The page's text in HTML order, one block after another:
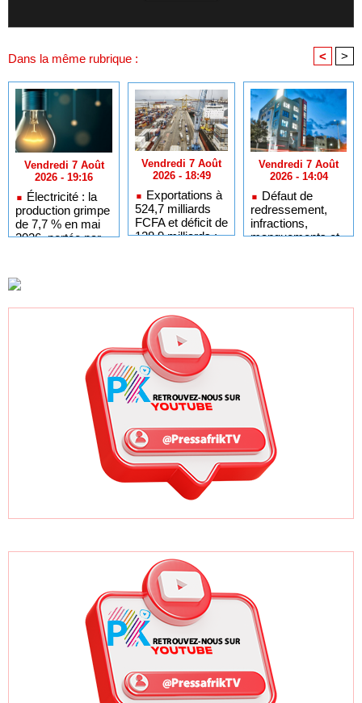
Dans la même rubrique : < >
Vendredi 7 Août
2026 - 19:16
Électricité : la
production grimpe
de 7,7 % en mai
2026, portée par
Vendredi 7 Août
2026 - 18:49
Exportations à
524,7 milliards
FCFA et déficit de
128,9 milliards :
Vendredi 7 Août
2026 - 14:04
Défaut de
redressement,
infractions,
manquements et
établissements